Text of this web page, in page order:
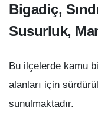
Bigadiç,
Susurluk,
Bu ilçelerde kamu
alanları için
sunulmaktadır.